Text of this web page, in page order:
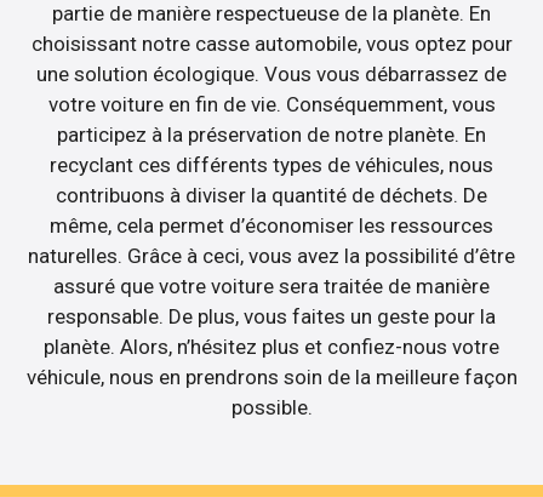
partie de manière respectueuse de la planète. En
choisissant notre casse automobile, vous optez pour
une solution écologique. Vous vous débarrassez de
votre voiture en fin de vie. Conséquemment, vous
participez à la préservation de notre planète. En
recyclant ces différents types de véhicules, nous
contribuons à diviser la quantité de déchets. De
même, cela permet d’économiser les ressources
naturelles. Grâce à ceci, vous avez la possibilité d’être
assuré que votre voiture sera traitée de manière
responsable. De plus, vous faites un geste pour la
planète. Alors, n’hésitez plus et confiez-nous votre
véhicule, nous en prendrons soin de la meilleure façon
possible.